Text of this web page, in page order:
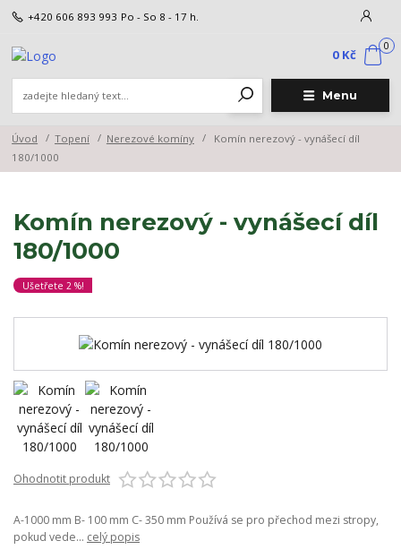
Menu
+420 606 893 993 Po - So 8 - 17 h.
0
0 Kč
Úvod Topení Nerezové komíny
Komín nerezový - vynášecí díl
180/1000
Komín nerezový - vynášecí díl
180/1000
Ušetřete 2 %!
Ohodnotit produkt
A-1000 mm B- 100 mm C- 350 mm Používá se pro přechod mezi stropy,
pokud vede... celý popis